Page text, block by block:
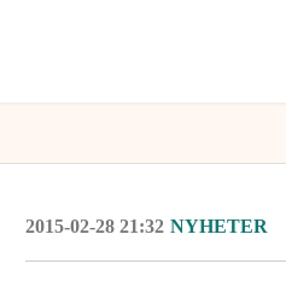
2015-02-28 21:32 NYHETER